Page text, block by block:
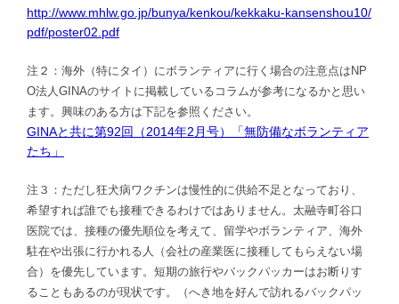
http://www.mhlw.go.jp/bunya/kenkou/kekkaku-kansenshou10/
pdf/poster02.pdf
注２：海外（特にタイ）にボランティアに行く場合の注意点はNP
O法人GINAのサイトに掲載しているコラムが参考になるかと思い
ます。興味のある方は下記を参照ください。
GINAと共に第92回（2014年2月号）「無防備なボランティア
たち」
注３：ただし狂犬病ワクチンは慢性的に供給不足となっており、
希望すれば誰でも接種できるわけではありません。太融寺町谷口
医院では、接種の優先順位を考えて、留学やボランティア、海外
駐在や出張に行かれる人（会社の産業医に接種してもらえない場
合）を優先しています。短期の旅行やバックパッカーはお断りす
ることもあるのが現状です。（へき地を好んで訪れるバックパッ